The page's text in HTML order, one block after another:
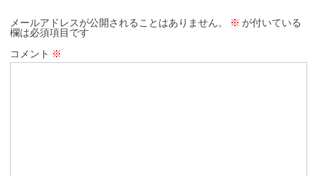
メールアドレスが公開されることはありません。 ※ が付いている
欄は必須項目です
コメント ※